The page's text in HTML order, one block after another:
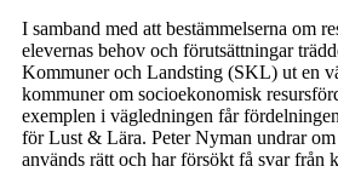
I samband med att bestämmelserna om
elevernas behov och förutsättningar
Kommuner och Landsting (SKL) ut en
kommuner om socioekonomisk
exemplen i vägledningen får
för Lust & Lära. Peter Nyman undrar
används rätt och har försökt få svar från